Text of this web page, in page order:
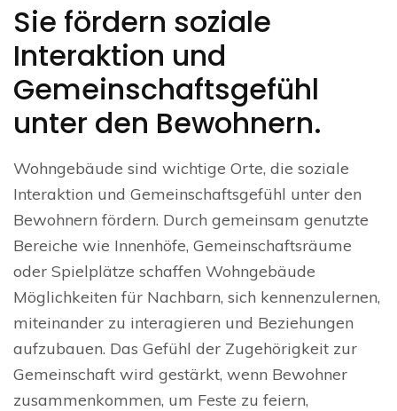
Sie fördern soziale
Interaktion und
Gemeinschaftsgefühl
unter den Bewohnern.
Wohngebäude sind wichtige Orte, die soziale
Interaktion und Gemeinschaftsgefühl unter den
Bewohnern fördern. Durch gemeinsam genutzte
Bereiche wie Innenhöfe, Gemeinschaftsräume
oder Spielplätze schaffen Wohngebäude
Möglichkeiten für Nachbarn, sich kennenzulernen,
miteinander zu interagieren und Beziehungen
aufzubauen. Das Gefühl der Zugehörigkeit zur
Gemeinschaft wird gestärkt, wenn Bewohner
zusammenkommen, um Feste zu feiern,